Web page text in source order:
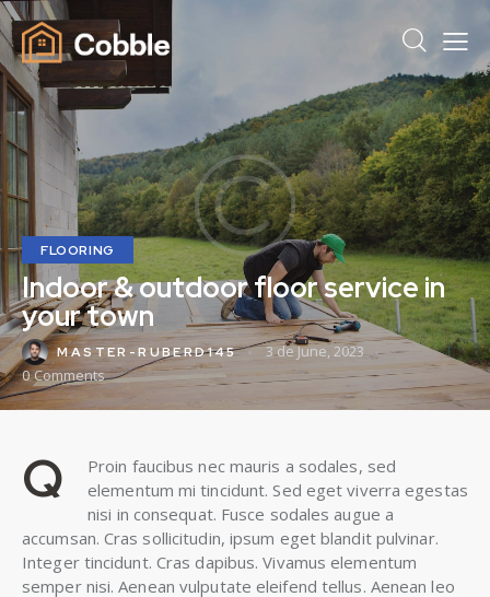
FLOORING
Indoor & outdoor floor service in
your town
MASTER-RUBERD145
3 de June, 2023
0 Comments
Q
Proin faucibus nec mauris a sodales, sed
elementum mi tincidunt. Sed eget viverra egestas
nisi in consequat. Fusce sodales augue a
accumsan. Cras sollicitudin, ipsum eget blandit pulvinar.
Integer tincidunt. Cras dapibus. Vivamus elementum
semper nisi. Aenean vulputate eleifend tellus. Aenean leo